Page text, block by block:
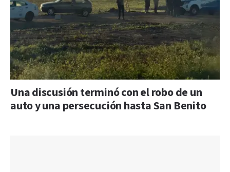
Una discusión terminó con el robo de un
auto y una persecución hasta San Benito